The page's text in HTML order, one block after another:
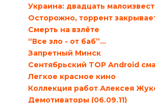
Украина: двадцать
Осторожно, торрент
Смерть на взлёте
“Все зло - от баб”…
Запретный Минск
Сентябрьский TOP Android
Легкое красное кино
Коллекция работ Алексея
Демотиваторы (06.09.11)